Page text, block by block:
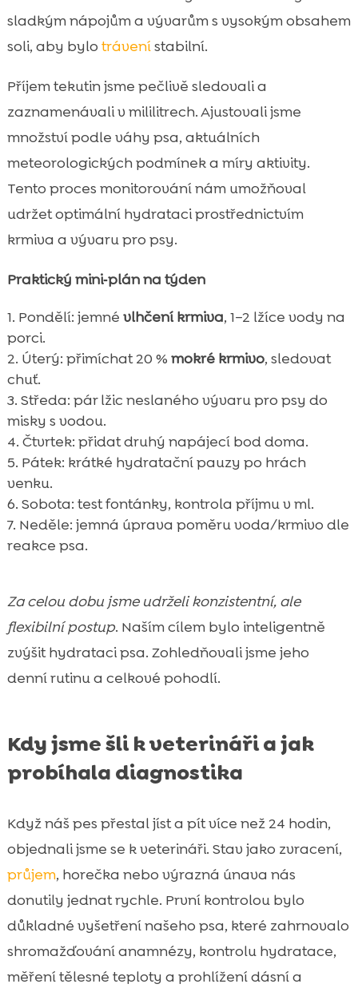
sladkým nápojům a vývarům s vysokým obsahem
soli, aby bylo trávenístabilní.
Příjem tekutin jsme pečlivě sledovali a
zaznamenávali v mililitrech. Ajustovali jsme
množství podle váhy psa, aktuálních
meteorologických podmínek a míry aktivity.
Tento proces monitorování nám umožňoval
udržet optimální hydrataci prostřednictvím
krmiva a vývaru pro psy.
Praktický mini‑plán na týden
Pondělí: jemné vlhčení krmiva, 1–2 lžíce vody na
porci.
Úterý: přimíchat 20 % mokré krmivo, sledovat
chuť.
Středa: pár lžic neslaného vývaru pro psy do
misky s vodou.
Čtvrtek: přidat druhý napájecí bod doma.
Pátek: krátké hydratační pauzy po hrách
venku.
Sobota: test fontánky, kontrola příjmu v ml.
Neděle: jemná úprava poměru voda/krmivo dle
reakce psa.
Za celou dobu jsme udrželi konzistentní, ale
flexibilní postup. Naším cílem bylo inteligentně
zvýšit hydrataci psa. Zohledňovali jsme jeho
denní rutinu a celkové pohodlí.
Kdy jsme šli k veterináři a jak
probíhala diagnostika
Když náš pes přestal jíst a pít více než 24 hodin,
objednali jsme se k veterináři. Stav jako zvracení,
průjem, horečka nebo výrazná únava nás
donutily jednat rychle. První kontrolou bylo
důkladné vyšetření našeho psa, které zahrnovalo
shromažďování anamnézy, kontrolu hydratace,
měření tělesné teploty a prohlížení dásní a